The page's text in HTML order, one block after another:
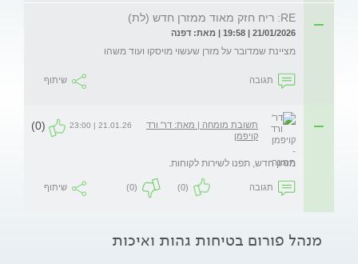
RE: ריח חזק מאוד ממזרן חדש (לת)
21/01/2026 | 19:58 | מאת: דפנה
מציינת שמדובר על מזרן שעשוי מויסקו ועוד משהו
תגובה שיתוף
תשובת מומחה | מאת: דר' ורד
קויפמן
21.01.26 | 23:00
(0)
מזרון חדש, תפנו לשירות לקוחות.
תגובה (0)
(0) שיתוף
מנהל פורום בטיחות גהות ואיכות